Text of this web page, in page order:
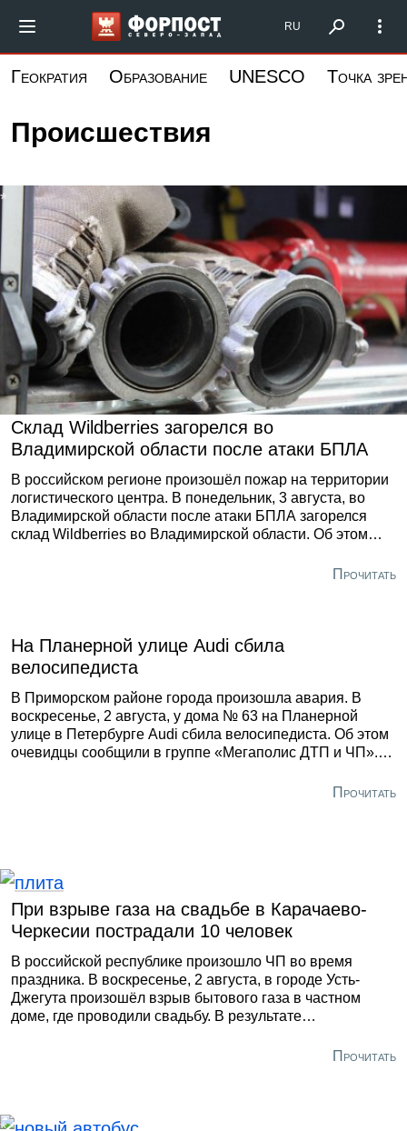
основному
Форпост Северо-Запад
RU
Геократия Образование UNESCO Точка
Происшествия
Склад Wildberries загорелся во
Владимирской области после атаки БПЛА
В российском регионе произошёл пожар на территории
логистического центра. В понедельник, 3 августа, во
Владимирской области после атаки БПЛА загорелся
склад Wildberries во Владимирской области. Об этом
логистическом объекте компании во ВладимирскойПрочитать
На Планерной улице Audi сбила
велосипедиста
В Приморском районе города произошла авария. В
воскресенье, 2 августа, у дома № 63 на Планерной
улице в Петербурге Audi сбила велосипедиста. Об этом
очевидцы сообщили в группе «Мегаполис ДТП и ЧП».
Прочитать
При взрыве газа на свадьбе в Карачаево-
Черкесии пострадали 10 человек
В российской республике произошло ЧП во время
праздника. В воскресенье, 2 августа, в городе Усть-
Джегута произошёл взрыв бытового газа в частном
доме, где проводили свадьбу. В результате
«Новости» со ссылкой на правоохранительные органы
Прочитать